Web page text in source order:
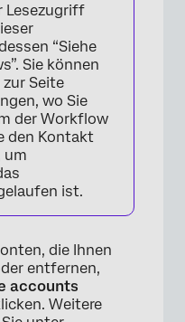
Lesezugriff
“Siehe
Sie können
Seite
wo Sie
der Workflow
den Kontakt
um
ist.
die Ihnen
entfernen,
accounts
Weitere